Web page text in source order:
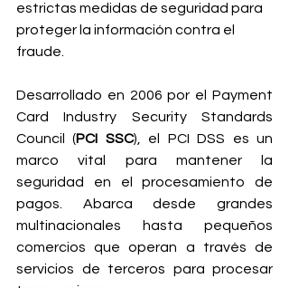
estrictas medidas de seguridad para
proteger la información contra el
fraude.
Desarrollado en 2006 por el Payment
Card Industry Security Standards
Council (PCI SSC), el PCI DSS es un
marco vital para mantener la
seguridad en el procesamiento de
pagos. Abarca desde grandes
multinacionales hasta pequeños
comercios que operan a través de
servicios de terceros para procesar